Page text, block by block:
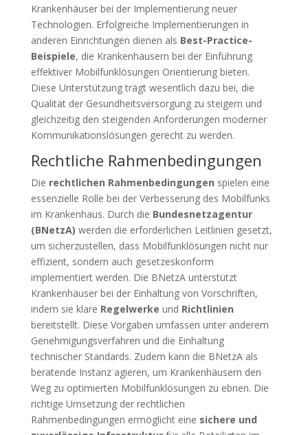
Krankenhäuser bei der Implementierung neuer
Technologien. Erfolgreiche Implementierungen in
anderen Einrichtungen dienen als Best-Practice-
Beispiele, die Krankenhäusern bei der Einführung
effektiver Mobilfunklösungen Orientierung bieten.
Diese Unterstützung trägt wesentlich dazu bei, die
Qualität der Gesundheitsversorgung zu steigern und
gleichzeitig den steigenden Anforderungen moderner
Kommunikationslösungen gerecht zu werden.
Rechtliche Rahmenbedingungen
Die rechtlichen Rahmenbedingungen spielen eine
essenzielle Rolle bei der Verbesserung des Mobilfunks
im Krankenhaus. Durch die Bundesnetzagentur
(BNetzA) werden die erforderlichen Leitlinien gesetzt,
um sicherzustellen, dass Mobilfunklösungen nicht nur
effizient, sondern auch gesetzeskonform
implementiert werden. Die BNetzA unterstützt
Krankenhäuser bei der Einhaltung von Vorschriften,
indem sie klare Regelwerke und Richtlinien
bereitstellt. Diese Vorgaben umfassen unter anderem
Genehmigungsverfahren und die Einhaltung
technischer Standards. Zudem kann die BNetzA als
beratende Instanz agieren, um Krankenhäusern den
Weg zu optimierten Mobilfunklösungen zu ebnen. Die
richtige Umsetzung der rechtlichen
Rahmenbedingungen ermöglicht eine sichere und